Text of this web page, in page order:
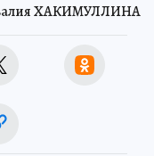
ХАКИМУЛЛИНА